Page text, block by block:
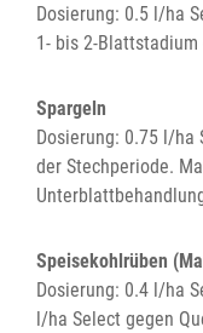
Dosierung: 0.5 l/ha
1- bis 2-Blattstadium
Spargeln
Dosierung: 0.75 l/ha
der Stechperiode.
Speisekohlrüben
Dosierung: 0.4 l/ha
l/ha Select gegen